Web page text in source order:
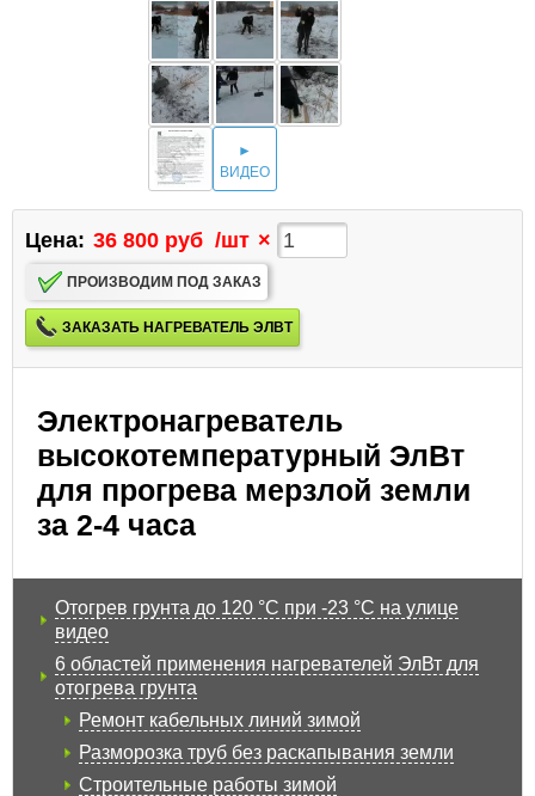
►
ВИДЕО
Цена: 36 800 руб /шт ×
ПРОИЗВОДИМ ПОД ЗАКАЗ
ЗАКАЗАТЬ НАГРЕВАТЕЛЬ ЭЛВТ
Электронагреватель
высокотемпературный ЭлВт
для прогрева мерзлой земли
за 2-4 часа
Отогрев грунта до 120 °C при -23 °C на улице
видео
6 областей применения нагревателей ЭлВт для
отогрева грунта
Ремонт кабельных линий зимой
Разморозка труб без раскапывания земли
Строительные работы зимой